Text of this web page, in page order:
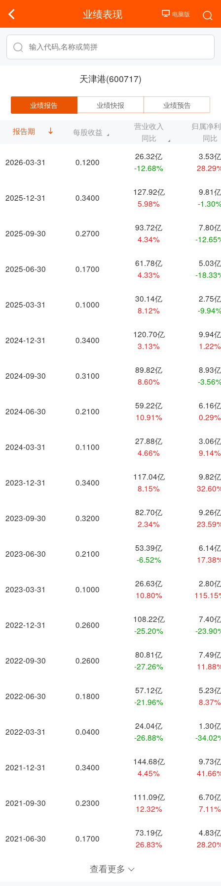
业绩表现
天津港(600717)
业绩报告 业绩快报 业绩预告
报告期
2026-03-31
2025-12-31
2025-09-30
2025-06-30
2025-03-31
2024-12-31
2024-09-30
2024-06-30
2024-03-31
2023-12-31
2023-09-30
2023-06-30
2023-03-31
2022-12-31
2022-09-30
2022-06-30
2022-03-31
2021-12-31
2021-09-30
2021-06-30
每股收益
营业收入
同比
归属净
同比
0.1200
26.32亿
-12.68%
3.53亿
0.3400
127.92亿
5.98%
9.81亿
-
0.2700
93.72亿
4.34%
7.80亿
-
0.1700
61.78亿
4.33%
5.03亿
-
0.1000
30.14亿
8.12%
2.75亿
-
0.3400
120.70亿
3.13%
9.94亿
1.22%
0.3100
89.82亿
8.60%
8.93亿
-
0.2100
59.22亿
10.91%
6.16亿
0.29%
0.1100
27.88亿
4.66%
3.06亿
9.14%
0.3400
117.04亿
8.15%
9.82亿
0.3200
82.70亿
2.34%
9.26亿
0.2100
53.39亿
-6.52%
6.14亿
0.1000
26.63亿
10.80%
2.80亿
0.2600
108.22亿
-25.20%
7.40亿
-
0.2600
80.81亿
-27.26%
7.49亿
0.1800
57.12亿
-21.96%
5.23亿
8.37%
0.0400
24.04亿
-26.88%
1.30亿
-
0.3400
144.68亿
4.45%
9.73亿
0.2300
111.09亿
12.32%
6.70亿
7.11%
0.1700
73.19亿
26.83%
4.83亿
查看更多